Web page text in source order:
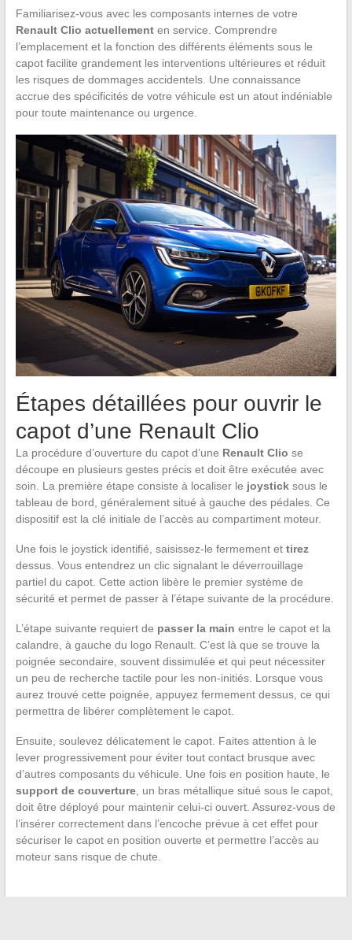
Familiarisez-vous avec les composants internes de votre
Renault Clio actuellementen service. Comprendre
l’emplacement et la fonction des différents éléments sous le
capot facilite grandement les interventions ultérieures et réduit
les risques de dommages accidentels. Une connaissance
accrue des spécificités de votre véhicule est un atout indéniable
pour toute maintenance ou urgence.
Étapes détaillées pour ouvrir le
capot d’une Renault Clio
La procédure d’ouverture du capot d’une Renault Clio se
découpe en plusieurs gestes précis et doit être exécutée avec
soin. La première étape consiste à localiser le joysticksous le
tableau de bord, généralement situé à gauche des pédales. Ce
dispositif est la clé initiale de l’accès au compartiment moteur.
Une fois le joystick identifié, saisissez-le fermement et tirez
dessus. Vous entendrez un clic signalant le déverrouillage
partiel du capot. Cette action libère le premier système de
sécurité et permet de passer à l’étape suivante de la procédure.
L’étape suivante requiert de passer la main entre le capot et la
calandre, à gauche du logo Renault. C’est là que se trouve la
poignée secondaire, souvent dissimulée et qui peut nécessiter
un peu de recherche tactile pour les non-initiés. Lorsque vous
aurez trouvé cette poignée, appuyez fermement dessus, ce qui
permettra de libérer complètement le capot.
Ensuite, soulevez délicatement le capot. Faites attention à le
lever progressivement pour éviter tout contact brusque avec
d’autres composants du véhicule. Une fois en position haute, le
support de couverture, un bras métallique situé sous le capot,
doit être déployé pour maintenir celui-ci ouvert. Assurez-vous de
l’insérer correctement dans l’encoche prévue à cet effet pour
sécuriser le capot en position ouverte et permettre l’accès au
moteur sans risque de chute.